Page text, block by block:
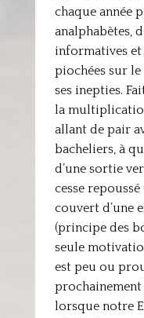
chaque année
analphabètes,
informatives
piochées sur le
ses inepties.
la
allant de pair
bacheliers, à
d’une sortie
cesse repoussé
couvert d’une
(principe des
seule
est peu ou
lorsque notre